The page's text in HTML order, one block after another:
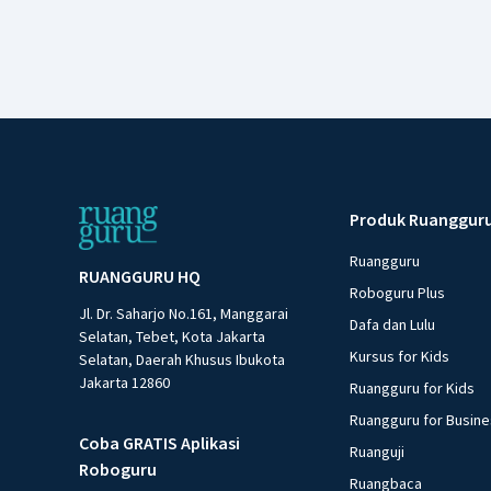
RUANGGURU HQ
Jl. Dr. Saharjo No.161, Manggarai
Selatan, Tebet, Kota Jakarta
Selatan, Daerah Khusus Ibukota
Jakarta 12860
Coba GRATIS Aplikasi
Roboguru
Produk
Ruangguru
Roboguru Plus
Dafa dan Lulu
Kursus for Kids
Ruangguru for Kids
Ruangguru for
Ruanguji
Ruangbaca